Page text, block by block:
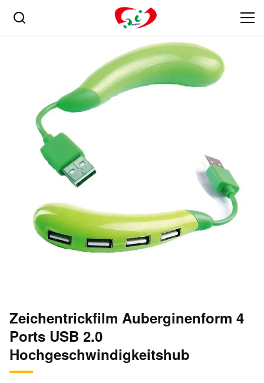
Zeichentrickfilm Auberginenform 4
Ports USB 2.0
Hochgeschwindigkeitshub